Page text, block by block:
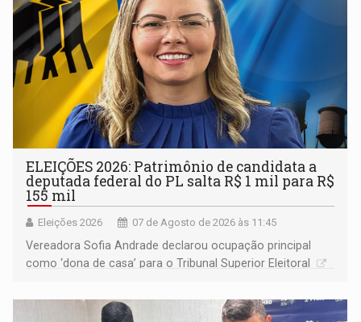
ELEIÇÕES 2026: Patrimônio de candidata a
deputada federal do PL salta R$ 1 mil para R$
155 mil
Eleições 2026 07 de Agosto de 2026 às 11:45
Vereadora Sofia Andrade declarou ocupação principal
como ‘dona de casa’ para o Tribunal Superior Eleitoral